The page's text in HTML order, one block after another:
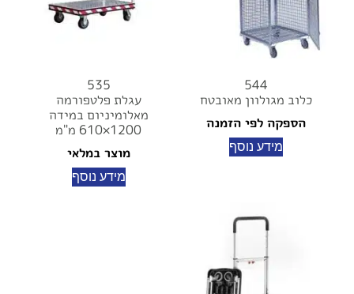
544
כלוב מגולוון מאובטח
הספקה לפי הזמנה
מידע נוסף
535
עגלת פלטפורמה
מאלומיניום במידה
1200×610 מ"מ
מוצר במלאי
מידע נוסף